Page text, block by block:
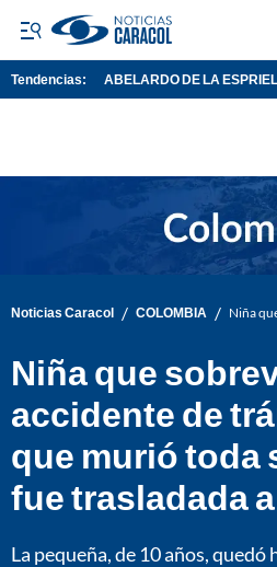
Tendencias: ABELARDO DE LA
Noticias Caracol / COLOMBIA / Niña
Niña que
accidente de
que murió toda
fue trasladada
La pequeña, de 10 años,